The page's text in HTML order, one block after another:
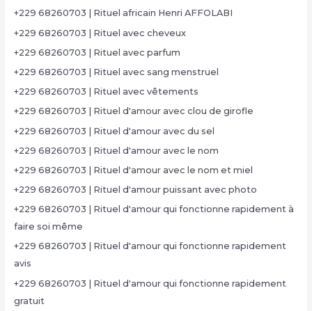
+229 68260703 | Rituel africain Henri AFFOLABI
+229 68260703 | Rituel avec cheveux
+229 68260703 | Rituel avec parfum
+229 68260703 | Rituel avec sang menstruel
+229 68260703 | Rituel avec vêtements
+229 68260703 | Rituel d'amour avec clou de girofle
+229 68260703 | Rituel d'amour avec du sel
+229 68260703 | Rituel d'amour avec le nom
+229 68260703 | Rituel d'amour avec le nom et miel
+229 68260703 | Rituel d'amour puissant avec photo
+229 68260703 | Rituel d'amour qui fonctionne rapidement à
faire soi même
+229 68260703 | Rituel d'amour qui fonctionne rapidement
avis
+229 68260703 | Rituel d'amour qui fonctionne rapidement
gratuit